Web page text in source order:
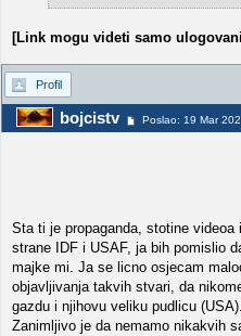
[Link mogu videti samo
Profil
bojcistv Poslao: 19 Mar
Sta ti je propaganda, stotine
strane IDF i USAF, ja bih pomislio
majke mi. Ja se licno osjecam
objavljivanja takvih stvari, da
gazdu i njihovu veliku pudlicu (USA).
Zanimljivo je da nemamo nikakvih